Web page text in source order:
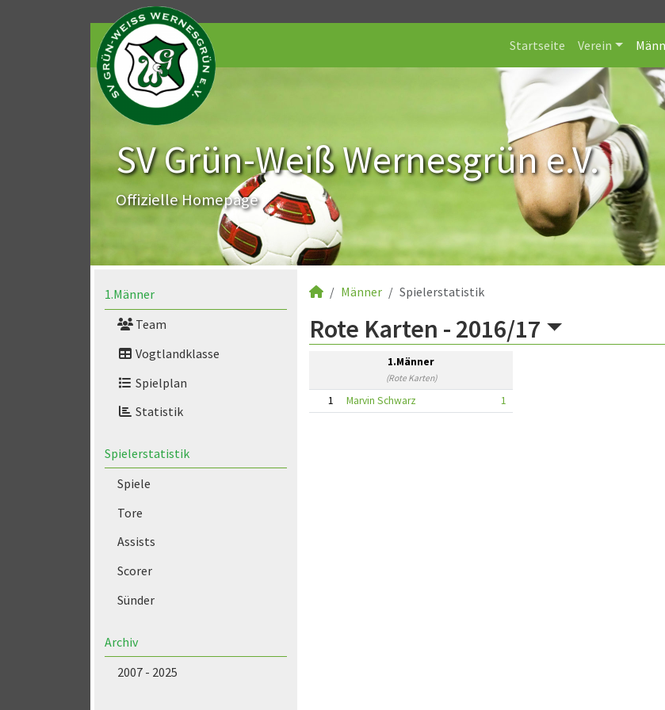
Startseite Verein
SV Grün-Weiß Wernesgrün e.V.
Offizielle Homepage
1.Männer
Team
Vogtlandklasse
Spielplan
Statistik
Spielerstatistik
Spiele
Tore
Assists
Scorer
Sünder
Archiv
2007 - 2025
Männer Spielerstatistik
Rote Karten - 2016/17
1.Männer
(Rote Karten)
1 Marvin Schwarz 1